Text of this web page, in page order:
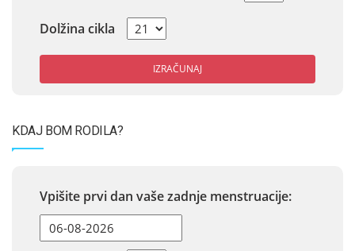
Dolžina cikla
IZRAČUNAJ
KDAJ BOM RODILA?
Vpišite prvi dan vaše zadnje menstruacije: